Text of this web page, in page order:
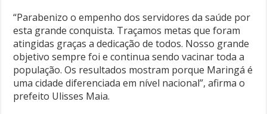
“Parabenizo o empenho dos servidores da saúde por
esta grande conquista. Traçamos metas que foram
atingidas graças a dedicação de todos. Nosso grande
objetivo sempre foi e continua sendo vacinar toda a
população. Os resultados mostram porque Maringá é
uma cidade diferenciada em nível nacional”, afirma o
prefeito Ulisses Maia.